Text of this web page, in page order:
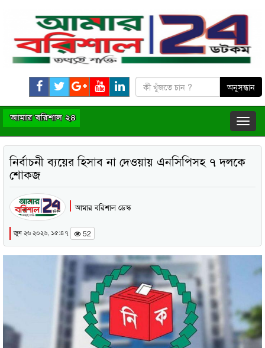
নির্বাচনী ব্যয়ের হিসাব না দেওয়ায় এনসিপিসহ ৭ দলকে
শোকজ
আমার বরিশাল ডেস্ক
জুন ২৬ ২০২৬, ১৫:৪৭ 52